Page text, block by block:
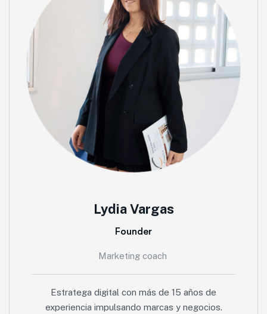
Lydia Vargas
Founder
Marketing coach
Estratega digital con más de 15 años de
experiencia impulsando marcas y negocios.